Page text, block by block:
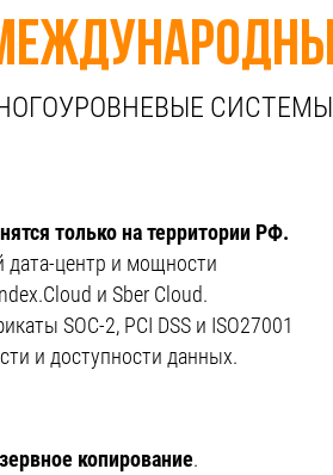
только на территории РФ.
центр и мощности
и Sber Cloud.
SOC-2, PCI DSS и ISO27001
и доступности данных.
копирование.